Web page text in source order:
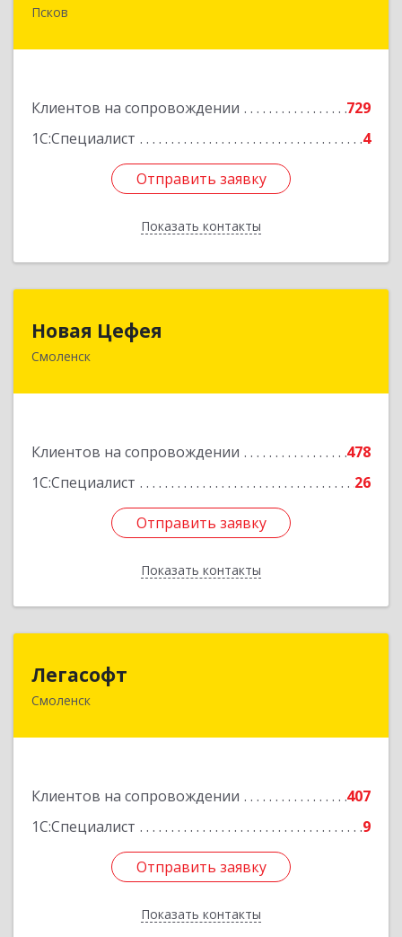
Псков
Клиентов на сопровождении
729
1С:Специалист
4
Отправить заявку
Показать контакты
180000, Псковская обл, Псков г, Советская ул,
Отправить заявку
Назад
Новая Цефея
Смоленск
Клиентов на сопровождении
478
1С:Специалист
26
Отправить заявку
Показать контакты
214018, Смоленская обл, Смоленск г, Раевского
Отправить заявку
Назад
Легасофт
Смоленск
Клиентов на сопровождении
407
1С:Специалист
9
Отправить заявку
Показать контакты
214018, Смоленская обл, Смоленск г, Ново-
Отправить заявку
Назад